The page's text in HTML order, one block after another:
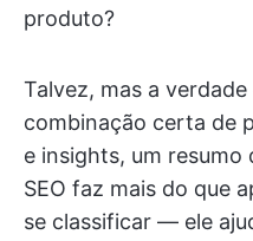
produto?
Talvez, mas a
combinação certa de
e insights, um
SEO faz mais do que
se classificar — ele